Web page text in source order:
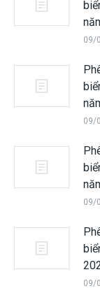
09/
09/
09/
09/